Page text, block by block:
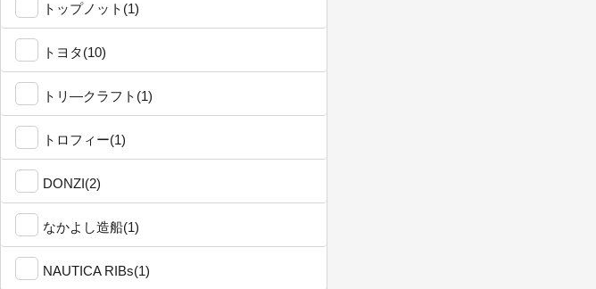
トップノット(1)
トヨタ(10)
トリ―クラフト(1)
トロフィー(1)
DONZI(2)
なかよし造船(1)
NAUTICA RIBs(1)